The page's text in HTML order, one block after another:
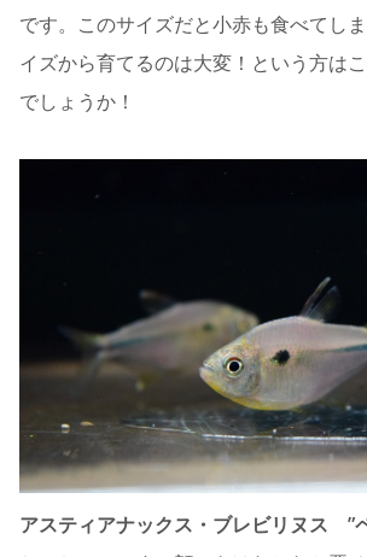
です。このサイズだと小赤も食べてし
イズから育てるのは大変！という方は
でしょうか！
アスティアナックス・ブレビリヌス